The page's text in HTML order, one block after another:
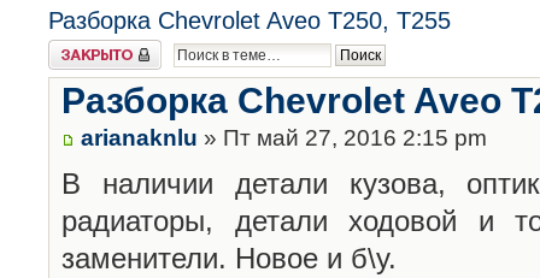
Разборка Chevrolet Aveo T250, T255
Закрыто
Разборка Chevrolet Aveo
arianaknlu » Пт май 27, 2016 2:15 pm
В наличии детали кузова,
радиаторы, детали ходовой и
заменители. Новое и б\у.